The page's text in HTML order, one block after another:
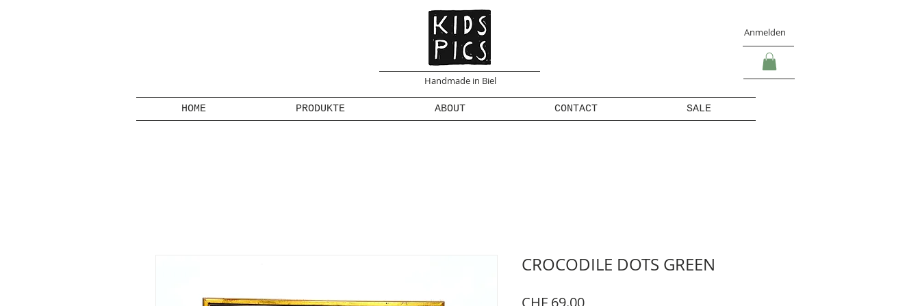
Anmelden
Handmade in Biel
HOME PRODUKTE ABOUT CONTACT SALE
CROCODILE DOTS GREEN
Preis